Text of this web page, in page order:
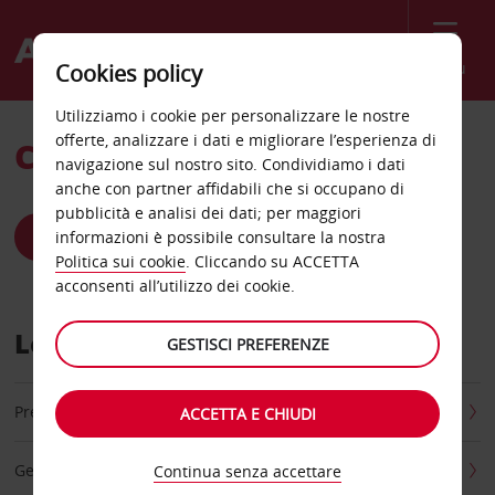
Menù
Come possiamo aiutarti?
VISITA IL CENTRO DI SUPPORTO AVIS
Le nostre opzioni self-service
Prenota Ora
Gestisci Prenotazione
Cookies policy
Utilizziamo i cookie per personalizzare le nostre
offerte, analizzare i dati e migliorare l’esperienza di
navigazione sul nostro sito. Condividiamo i dati
anche con partner affidabili che si occupano di
pubblicità e analisi dei dati; per maggiori
informazioni è possibile consultare la nostra
Politica sui cookie. Cliccando su ACCETTA
acconsenti all’utilizzo dei cookie.
GESTISCI PREFERENZE
ACCETTA E CHIUDI
Continua senza accettare